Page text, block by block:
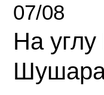
07/08
На